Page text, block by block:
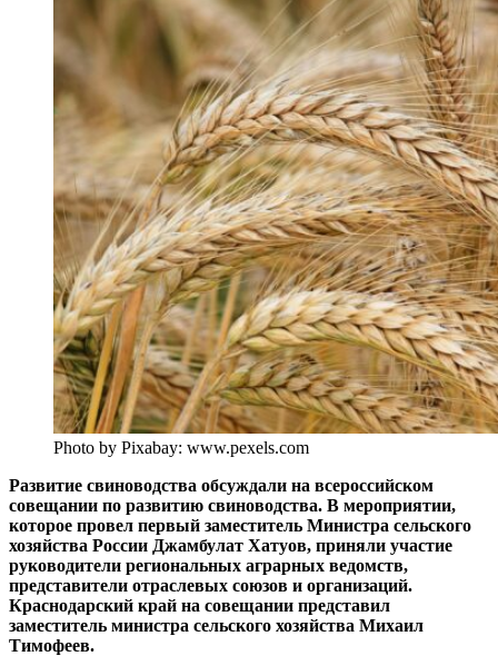
Photo by Pixabay: www.pexels.com
Развитие свиноводства обсуждали на всероссийском
совещании по развитию свиноводства. В мероприятии,
которое провел первый заместитель Министра сельского
хозяйства России Джамбулат Хатуов, приняли участие
руководители региональных аграрных ведомств,
представители отраслевых союзов и организаций.
Краснодарский край на совещании представил
заместитель министра сельского хозяйства Михаил
Тимофеев.